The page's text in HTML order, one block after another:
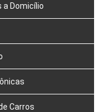
a Domicílio
Carros